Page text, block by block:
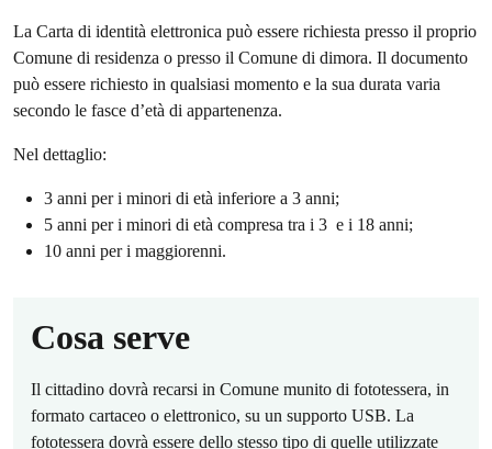
La Carta di identità elettronica può essere richiesta presso il proprio
Comune di residenza o presso il Comune di dimora. Il documento
può essere richiesto in qualsiasi momento e la sua durata varia
secondo le fasce d’età di appartenenza.
Nel dettaglio:
3 anni per i minori di età inferiore a 3 anni;
5 anni per i minori di età compresa tra i 3 e i 18 anni;
10 anni per i maggiorenni.
Cosa serve
Il cittadino dovrà recarsi in Comune munito di fototessera, in
formato cartaceo o elettronico, su un supporto USB. La
fototessera dovrà essere dello stesso tipo di quelle utilizzate